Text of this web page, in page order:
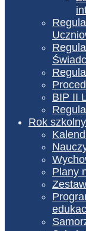
BIP II
Rok szkolny
Plany